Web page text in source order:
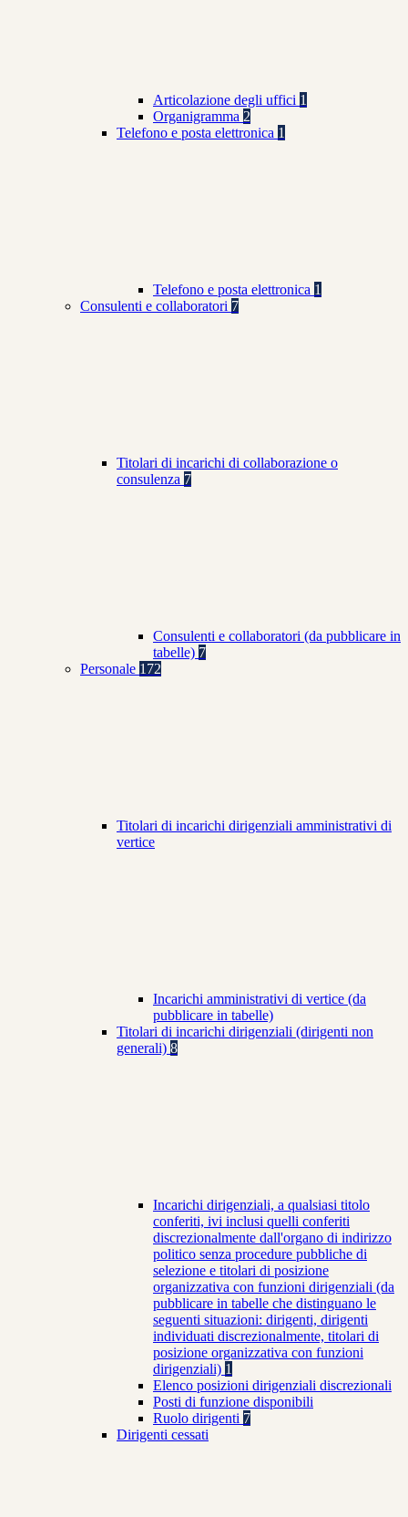
Articolazione degli uffici 1
Organigramma 2
Telefono e posta elettronica 1
Telefono e posta elettronica 1
Consulenti e collaboratori 7
Titolari di incarichi di collaborazione o
consulenza 7
Consulenti e collaboratori (da pubblicare in
tabelle) 7
Personale 172
Titolari di incarichi dirigenziali amministrativi di
vertice
Incarichi amministrativi di vertice (da
pubblicare in tabelle)
Titolari di incarichi dirigenziali (dirigenti non
generali) 8
Incarichi dirigenziali, a qualsiasi titolo
conferiti, ivi inclusi quelli conferiti
discrezionalmente dall'organo di indirizzo
politico senza procedure pubbliche di
selezione e titolari di posizione
organizzativa con funzioni dirigenziali (da
pubblicare in tabelle che distinguano le
seguenti situazioni: dirigenti, dirigenti
individuati discrezionalmente, titolari di
posizione organizzativa con funzioni
dirigenziali) 1
Elenco posizioni dirigenziali discrezionali
Posti di funzione disponibili
Ruolo dirigenti 7
Dirigenti cessati